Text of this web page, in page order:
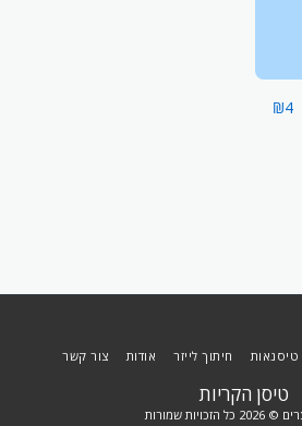
₪4
טיסן הקריות
הזכויות שמורות
חיתוך לייזר אודות צור קשר